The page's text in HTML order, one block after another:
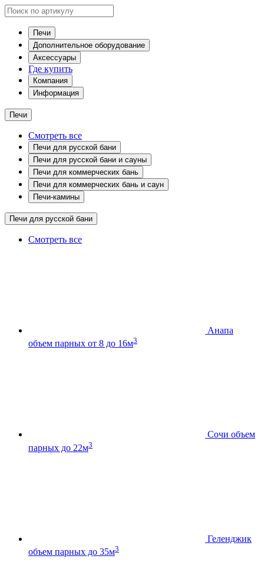
Печи
Дополнительное оборудование
Аксессуары
Где купить
Компания
Информация
Печи
Смотреть все
Печи для русской бани
Печи для русской бани и сауны
Печи для коммерческих бань
Печи для коммерческих бань и саун
Печи-камины
Печи для русской бани
Смотреть все
Анапа
объем парных от 8 до 16м3
Сочи объем
парных до 22м3
Геленджик
объем парных до 35м3